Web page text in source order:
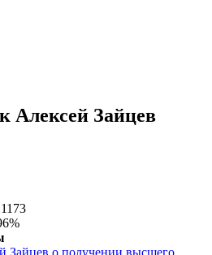
Алексей Зайцев
1173